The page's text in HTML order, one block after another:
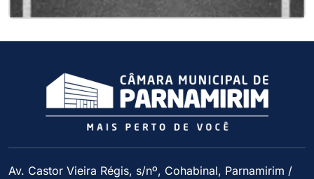
Av. Castor Vieira Régis, s/nº, Cohabinal, Parnamirim /